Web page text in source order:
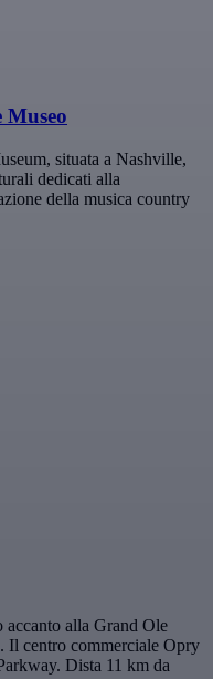
situata a Nashville,
dedicati alla
della musica country
accanto alla Grand Ole
centro commerciale Opry
Dista 11 km da